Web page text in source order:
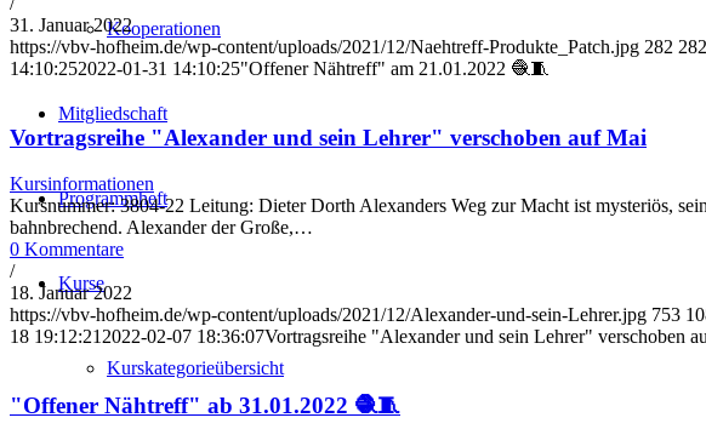
Kooperationen
Mitgliedschaft
Programmheft
Kurse
Kurskategorieübersicht
31. Januar 2022
https://vbv-hofheim.de/wp-content/uploads/2021/12/Naehtreff-Produkte_Patch.jpg 282 282
14:10:252022-01-31 14:10:25"Offener Nähtreff" am 21.01.2022 🧶🧵
Vortragsreihe "Alexander und sein Lehrer" verschoben auf Mai
Kursinformationen
Kursnummer: 3804-22 Leitung: Dieter Dorth Alexanders Weg zur Macht ist mysteriös,
bahnbrechend. Alexander der Große,…
0 Kommentare
/
18. Januar 2022
https://vbv-hofheim.de/wp-content/uploads/2021/12/Alexander-und-sein-Lehrer.jpg 753
18 19:12:21 2022-02-07 18:36:07Vortragsreihe "Alexander und sein Lehrer" verschoben
"Offener Nähtreff" ab 31.01.2022 🧶🧵